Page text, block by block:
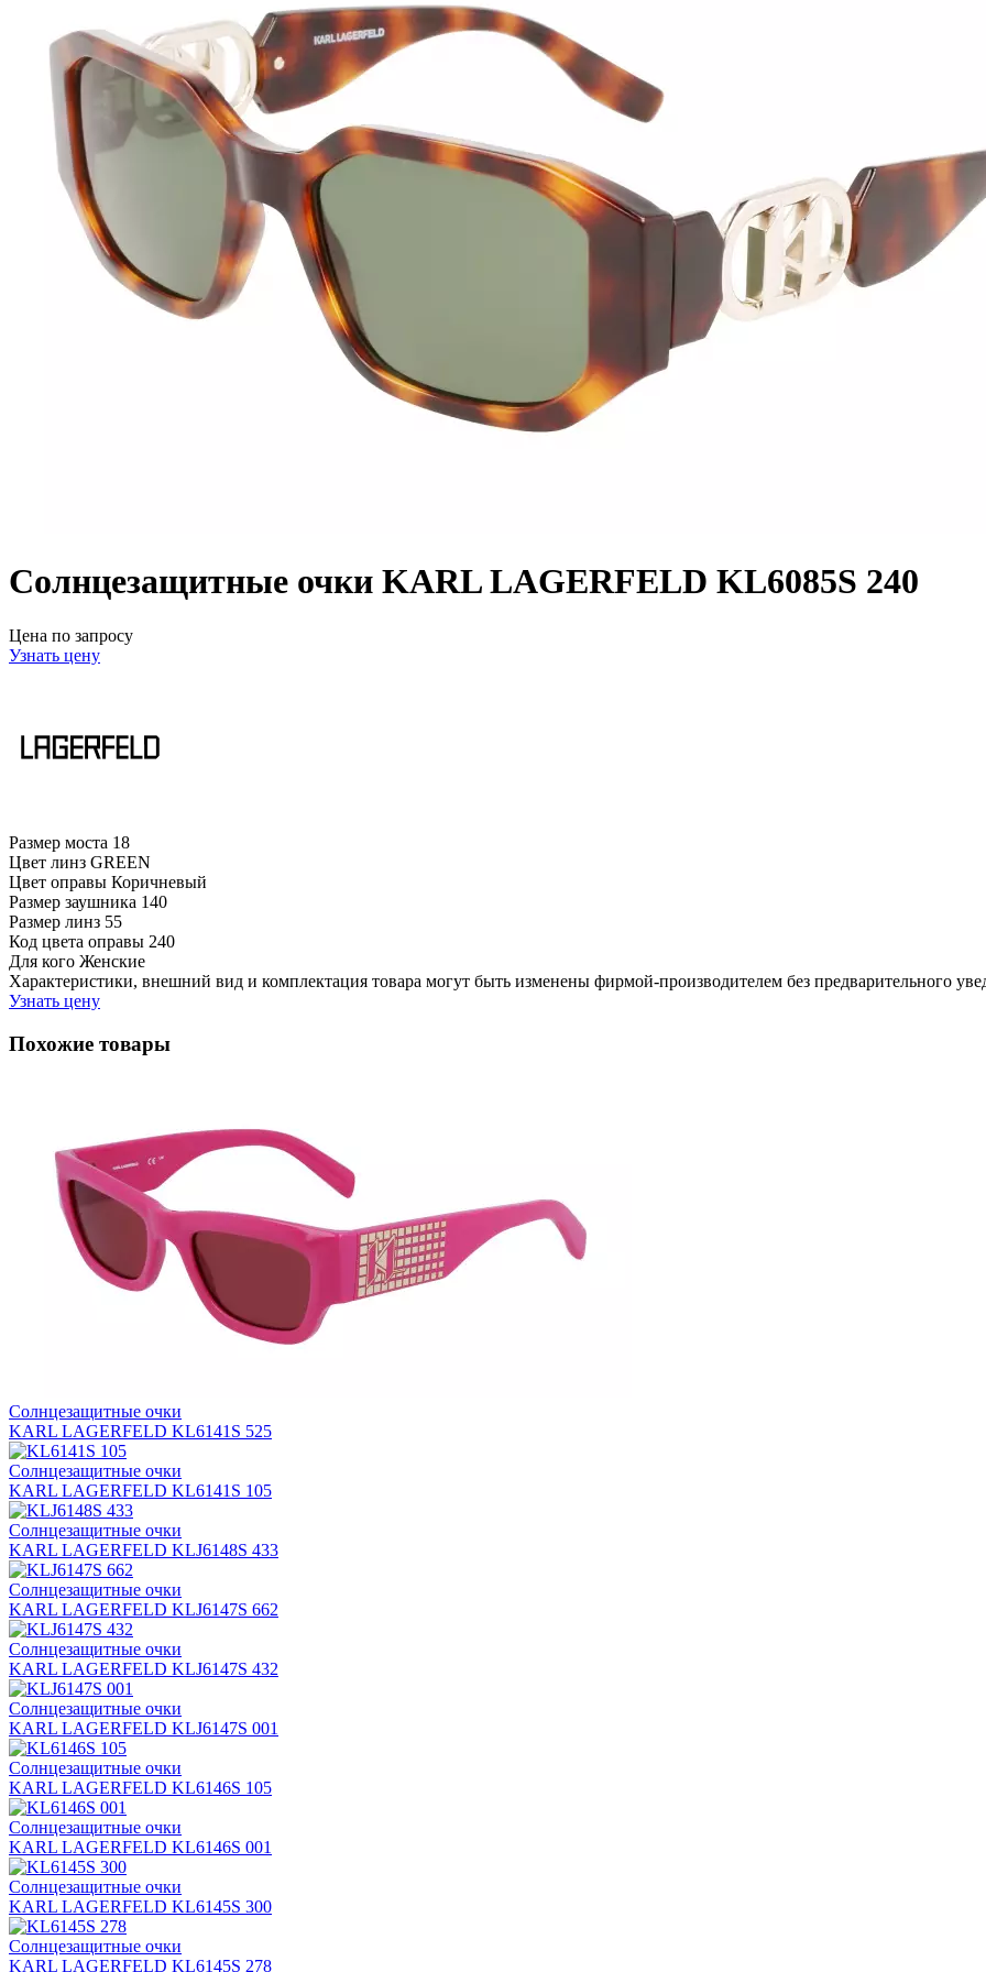
Солнцезащитные очки KARL LAGERFELD KL6085S 240
Цена по запросу
Узнать цену
Размер моста 18
Цвет линз GREEN
Цвет оправы Коричневый
Размер заушника 140
Размер линз 55
Код цвета оправы 240
Для кого Женские
Характеристики, внешний вид и комплектация товара могут быть изменены фирмой-производителем без предварительного
Узнать цену
Похожие товары
Солнцезащитные очки
KARL LAGERFELD KL6141S 525
Солнцезащитные очки
KARL LAGERFELD KL6141S 105
Солнцезащитные очки
KARL LAGERFELD KLJ6148S 433
Солнцезащитные очки
KARL LAGERFELD KLJ6147S 662
Солнцезащитные очки
KARL LAGERFELD KLJ6147S 432
Солнцезащитные очки
KARL LAGERFELD KLJ6147S 001
Солнцезащитные очки
KARL LAGERFELD KL6146S 105
Солнцезащитные очки
KARL LAGERFELD KL6146S 001
Солнцезащитные очки
KARL LAGERFELD KL6145S 300
Солнцезащитные очки
KARL LAGERFELD KL6145S 278